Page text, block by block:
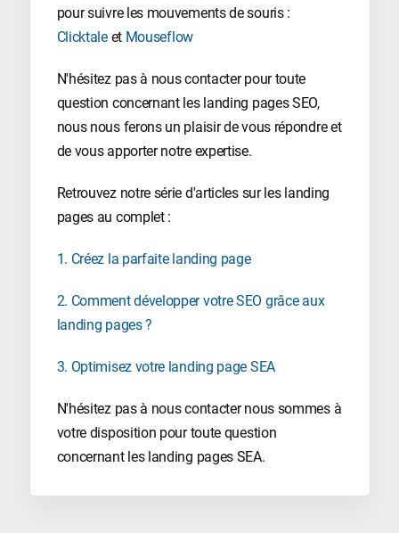
pour suivre les mouvements de souris :
Clicktaleet Mouseflow
N'hésitez pas à nous contacter pour toute
question concernant les landing pages SEO,
nous nous ferons un plaisir de vous répondre et
de vous apporter notre expertise.
Retrouvez notre série d'articles sur les landing
pages au complet :
1. Créez la parfaite landing page
2. Comment développer votre SEO grâce aux
landing pages ?
3. Optimisez votre landing page SEA
N'hésitez pas à nous contacter nous sommes à
votre disposition pour toute question
concernant les landing pages SEA.